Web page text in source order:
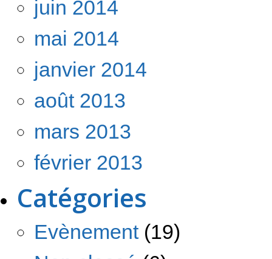
juin 2014
mai 2014
janvier 2014
août 2013
mars 2013
février 2013
Catégories
Evènement(19)